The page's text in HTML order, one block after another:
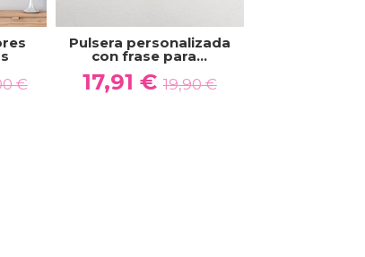
€
Pulsera personalizada
con frase para...
17,91 € 19,90 €